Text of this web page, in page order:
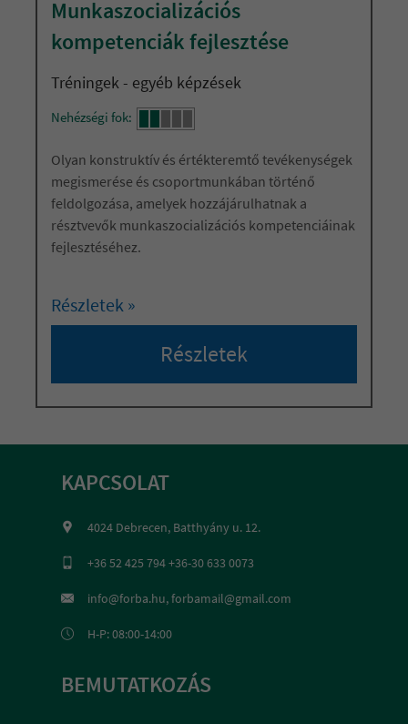
Munkaszocializációs
kompetenciák fejlesztése
Tréningek - egyéb képzések
Nehézségi fok:
Olyan konstruktív és értékteremtő tevékenységek
megismerése és csoportmunkában történő
feldolgozása, amelyek hozzájárulhatnak a
résztvevők munkaszocializációs kompetenciáinak
fejlesztéséhez.
Részletek »
Részletek
KAPCSOLAT
4024 Debrecen, Batthyány u. 12.
+36 52 425 794 +36-30 633 0073
info@forba.hu, forbamail@gmail.com
H-P: 08:00-14:00
BEMUTATKOZÁS